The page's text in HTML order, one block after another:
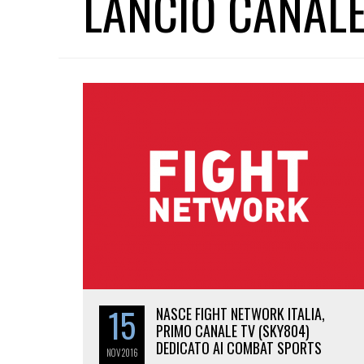
15
NOV2016
NASCE FIGHT NETWORK ITALIA,
PRIMO CANALE TV (SKY804)
DEDICATO AI COMBAT SPORTS